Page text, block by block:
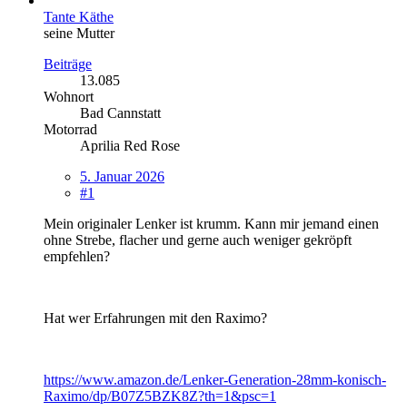
Tante Käthe
seine Mutter
Beiträge
13.085
Wohnort
Bad Cannstatt
Motorrad
Aprilia Red Rose
5. Januar 2026
#1
Mein originaler Lenker ist krumm. Kann mir jemand einen
ohne Strebe, flacher und gerne auch weniger gekröpft
empfehlen?
Hat wer Erfahrungen mit den Raximo?
https://www.amazon.de/Lenker-Generation-28mm-konisch-
Raximo/dp/B07Z5BZK8Z?th=1&psc=1